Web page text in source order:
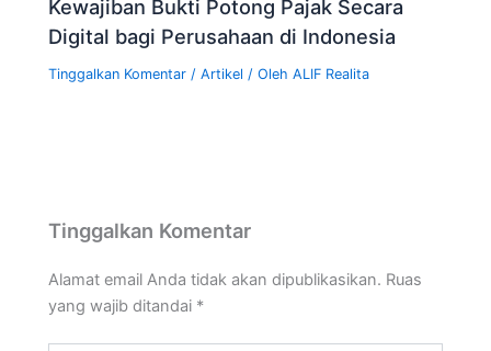
Kewajiban Bukti Potong Pajak Secara
Digital bagi Perusahaan di Indonesia
Tinggalkan Komentar /Artikel / OlehALIF Realita
Tinggalkan Komentar
Alamat email Anda tidak akan dipublikasikan. Ruas
yang wajib ditandai *